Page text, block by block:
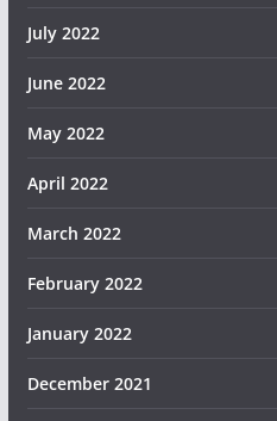
July 2022
June 2022
May 2022
April 2022
March 2022
February 2022
January 2022
December 2021